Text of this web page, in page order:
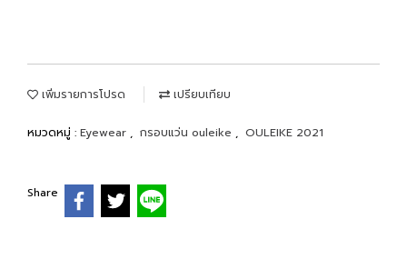
เพิ่มรายการโปรด เปรียบเทียบ
หมวดหมู่ : Eyewear , กรอบแว่น ouleike , OULEIKE 2021
Share